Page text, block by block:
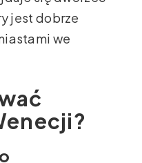
jest dobrze
we